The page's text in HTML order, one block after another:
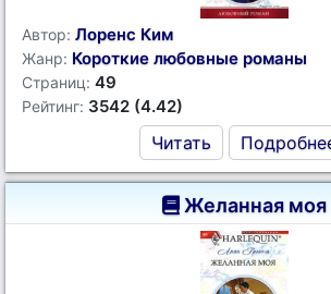
Автор: Лоренс Ким
Жанр: Короткие любовные романы
Страниц: 49
Рейтинг: 3542 (4.42)
Читать
Желанная моя